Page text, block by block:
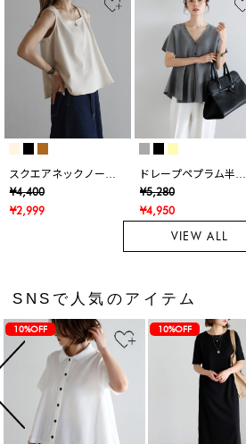
スクエアネックノース
リブラウス
¥4,400
¥2,999
ドレープペプラム半袖
ニットカーデ
¥5,280
¥4,950
VIEW ALL
SNSで人気のアイテム
10%OFF 10%OFF